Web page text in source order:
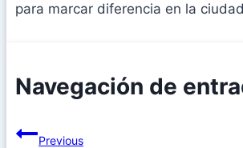
para marcar diferencia en la
Navegación de
Previous